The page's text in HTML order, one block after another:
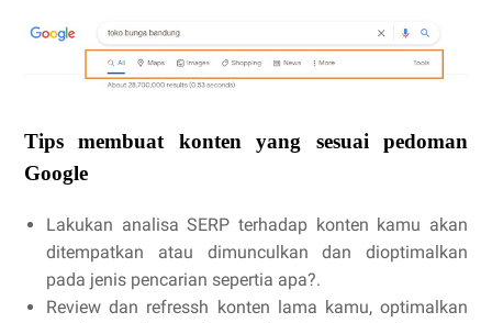
Tips membuat konten yang sesuai pedoman
Google
Lakukan analisa SERP terhadap konten kamu akan
ditempatkan atau dimunculkan dan dioptimalkan
pada jenis pencarian sepertia apa?.
Review dan refressh konten lama kamu, optimalkan